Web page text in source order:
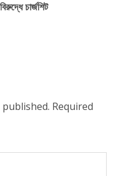
চার্জশিট
Required